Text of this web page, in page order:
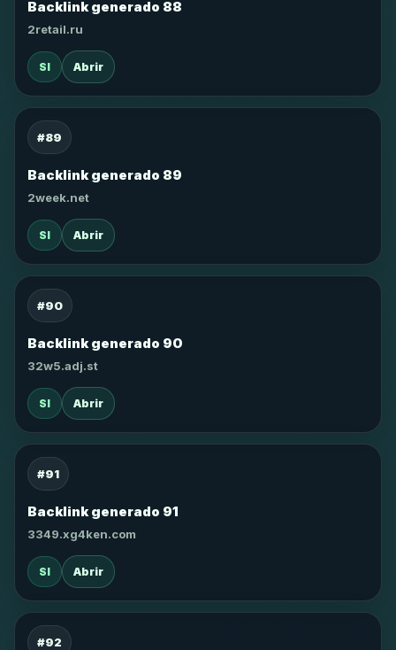
Backlink generado 88
2retail.ru
SI Abrir
#89
Backlink generado 89
2week.net
SI Abrir
#90
Backlink generado 90
32w5.adj.st
SI Abrir
#91
Backlink generado 91
3349.xg4ken.com
SI Abrir
#92